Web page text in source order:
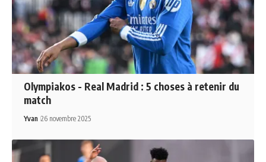
Olympiakos - Real Madrid : 5 choses à retenir du
match
Yvan 26 novembre 2025